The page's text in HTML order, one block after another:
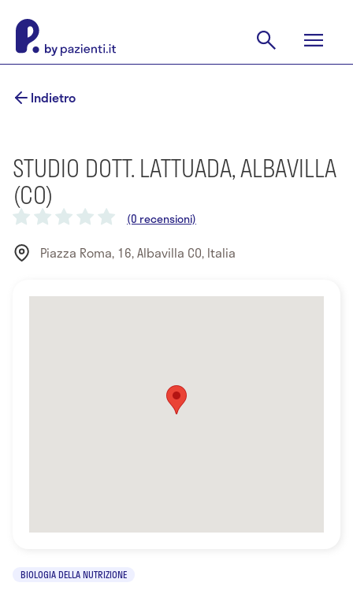
Indietro
STUDIO DOTT. LATTUADA, ALBAVILLA
(CO)
(0 recensioni)
Piazza Roma, 16, Albavilla CO, Italia
BIOLOGIA DELLA NUTRIZIONE